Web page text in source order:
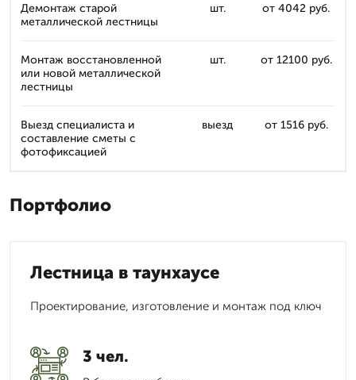
Демонтаж старой
металлической лестницы
шт. от 4042 руб.
Монтаж восстановленной
или новой металлической
лестницы
шт. от 12100 руб.
Выезд специалиста и
составление сметы с
фотофиксацией
выезд от 1516 руб.
Портфолио
Лестница в таунхаусе
Проектирование, изготовление и монтаж под ключ
3 чел.